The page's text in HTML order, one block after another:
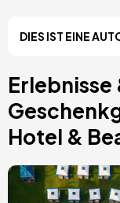
Bilbao, Spanien
Nizza, Frankreich
DIES IST EINE
Erlebnisse
Hotel &
Bild